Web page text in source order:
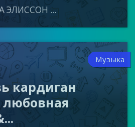
ЭЛИССОН ...
Музыка
кардиган